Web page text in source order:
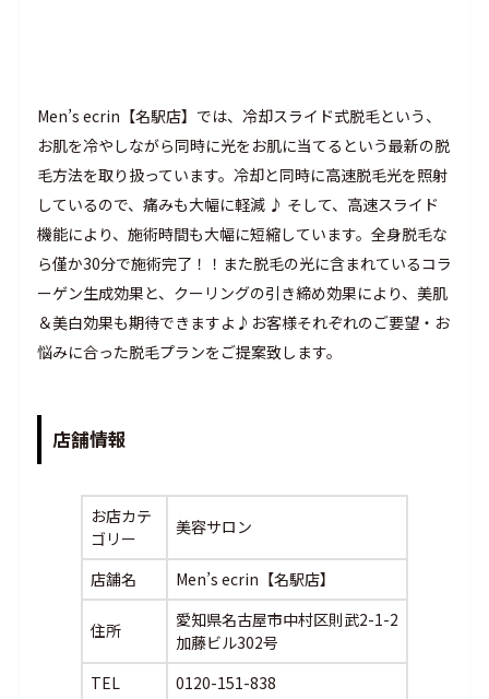
Men’s ecrin【名駅店】では、冷却スライド式脱毛という、
お肌を冷やしながら同時に光をお肌に当てるという最新の脱
毛方法を取り扱っています。冷却と同時に高速脱毛光を照射
しているので、痛みも大幅に軽減 ♪ そして、高速スライド
機能により、施術時間も大幅に短縮しています。全身脱毛な
ら僅か30分で施術完了！！また脱毛の光に含まれているコラ
ーゲン生成効果と、クーリングの引き締め効果により、美肌
＆美白効果も期待できますよ♪お客様それぞれのご要望・お
悩みに合った脱毛プランをご提案致します。
店舗情報
お店カテ
ゴリー
美容サロン
店舗名 Men’s ecrin【名駅店】
住所
愛知県名古屋市中村区則武2-1-2
加藤ビル302号
TEL
0120-151-838